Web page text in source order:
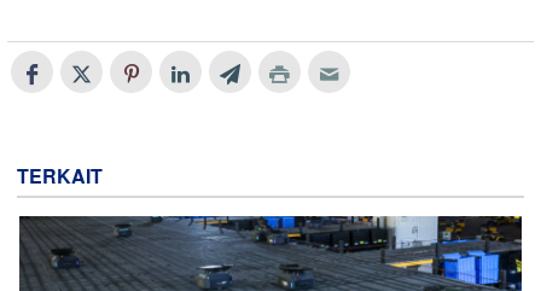
TERKAIT